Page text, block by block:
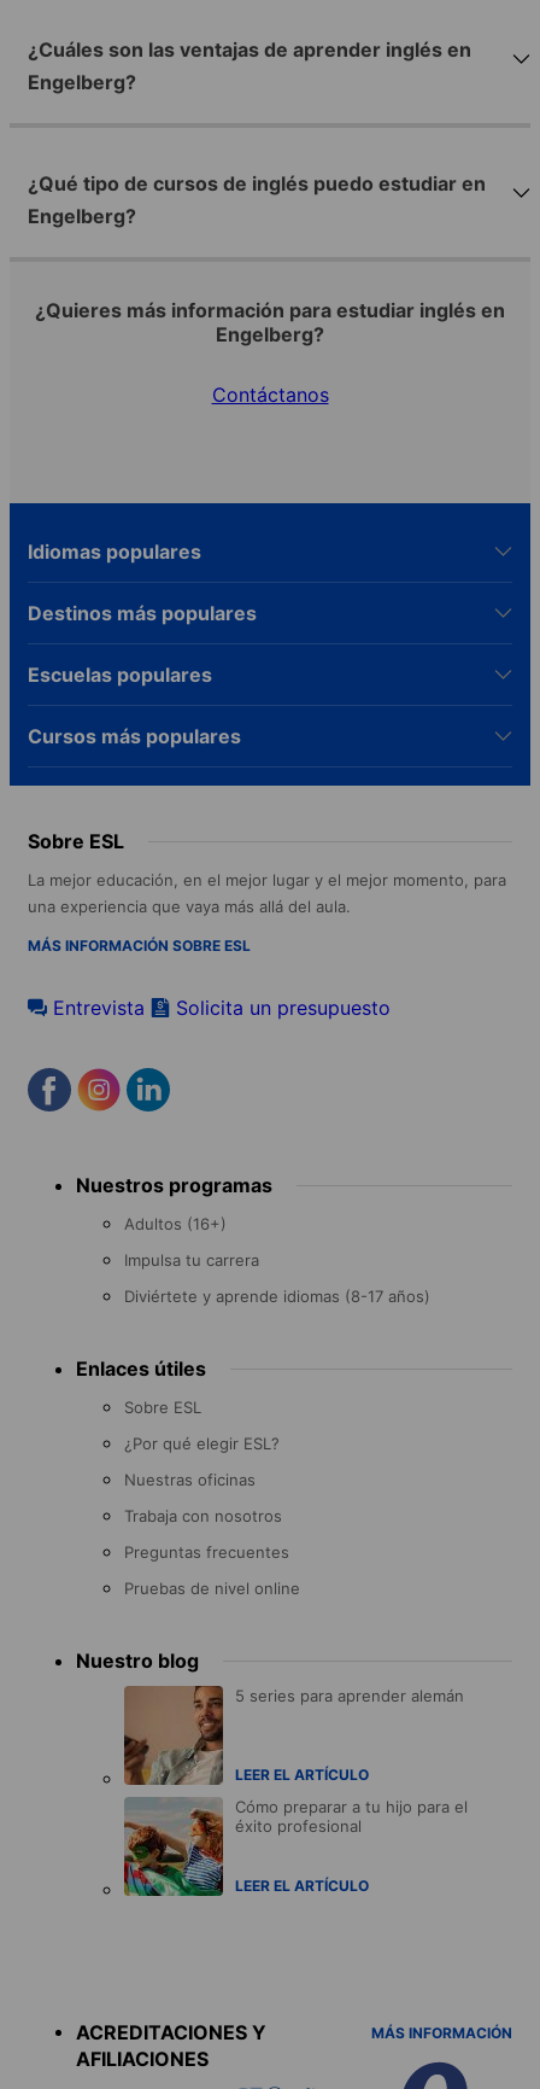
¿Cuáles son las ventajas de aprender inglés en
Engelberg?
¿Qué tipo de cursos de inglés puedo estudiar en
Engelberg?
¿Quieres más información para estudiar inglés en
Engelberg?
Contáctanos
Idiomas populares
Destinos más populares
Escuelas populares
Cursos más populares
Sobre ESL
La mejor educación, en el mejor lugar y el mejor momento, para
una experiencia que vaya más allá del aula.
MÁS INFORMACIÓN SOBRE ESL
Entrevista Solicita un presupuesto
menu Nuestros programas
Adultos (16+)
Impulsa tu carrera
Diviértete y aprende idiomas (8-17 años)
Enlaces útiles
Sobre ESL
¿Por qué elegir ESL?
Nuestras oficinas
Trabaja con nosotros
Preguntas frecuentes
Pruebas de nivel online
Nuestro blog
5 series para aprender alemán
LEER EL ARTÍCULO
Cómo preparar a tu hijo para el
éxito profesional
LEER EL ARTÍCULO
ACREDITACIONES Y
AFILIACIONES
MÁS INFORMACIÓN